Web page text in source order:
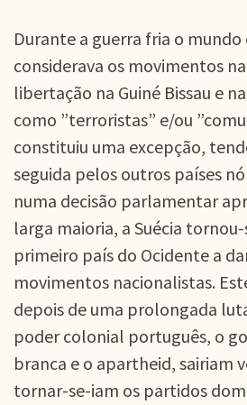
Durante a guerra fria o
considerava os movimentos
libertação na Guiné Bissau e
como ”terroristas” e/ou
constituiu uma excepção,
seguida pelos outros países
numa decisão parlamentar
larga maioria, a Suécia
primeiro país do Ocidente a
movimentos nacionalistas.
depois de uma prolongada
poder colonial português, o
branca e o apartheid, sairiam
tornar-se-iam os partidos